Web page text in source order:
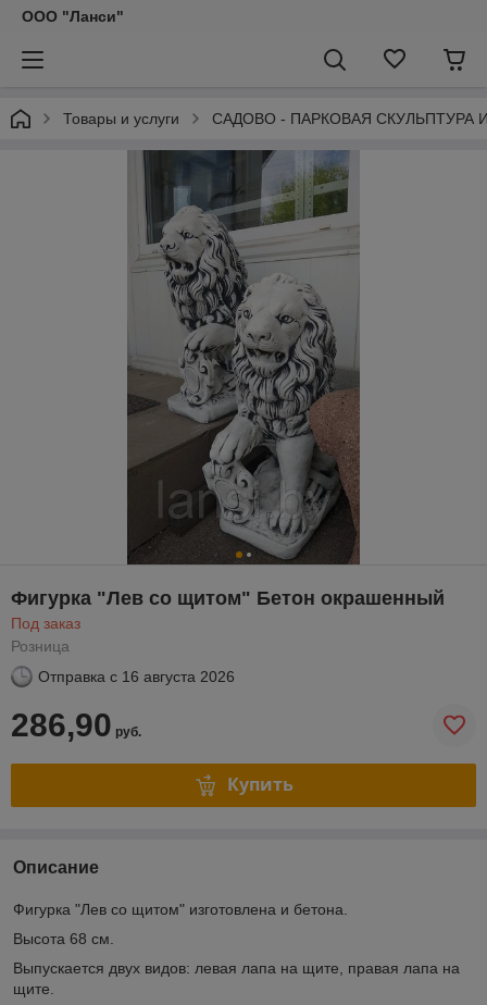
ООО "Ланси"
Товары и услуги САДОВО - ПАРКОВАЯ СКУЛЬПТУРА
Фигурка "Лев со щитом" Бетон окрашенный
Под заказ
Розница
Отправка с 16 августа 2026
286,90 руб.
Купить
Описание
Фигурка "Лев со щитом" изготовлена и бетона.
Высота 68 см.
Выпускается двух видов: левая лапа на щите, правая лапа на
щите.